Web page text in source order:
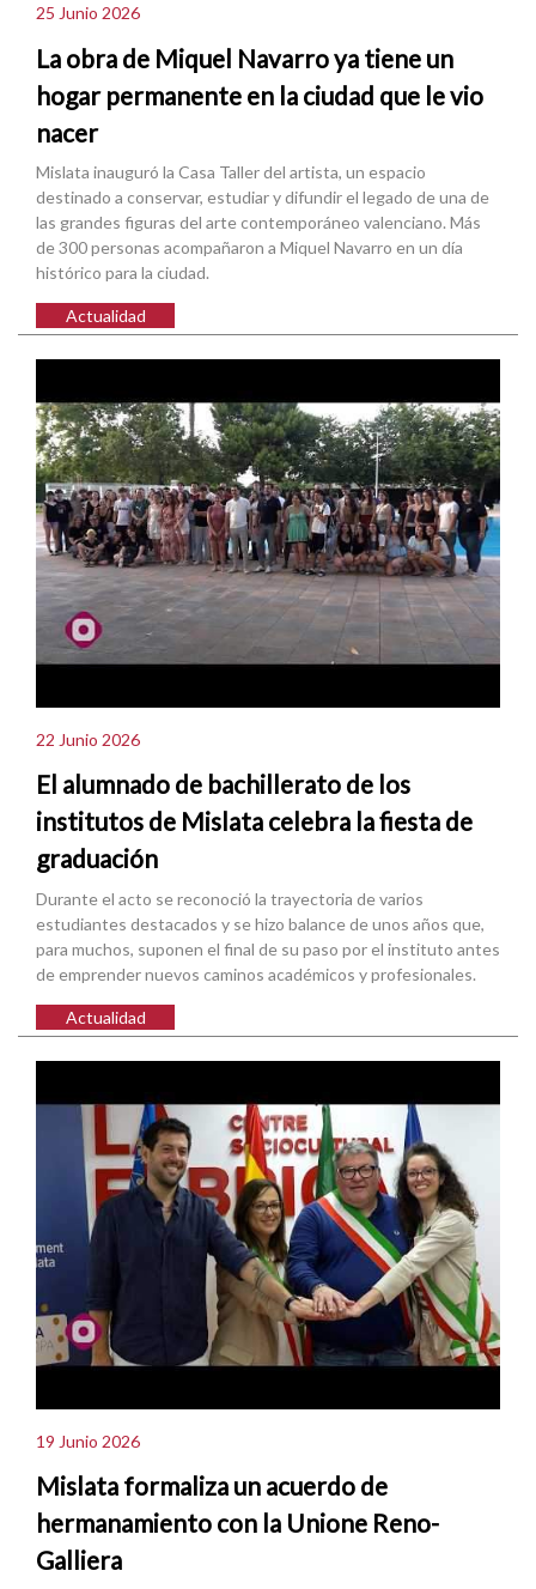
25 Junio 2026
La obra de Miquel Navarro ya tiene un
hogar permanente en la ciudad que le vio
nacer
Mislata inauguró la Casa Taller del artista, un espacio
destinado a conservar, estudiar y difundir el legado de una de
las grandes figuras del arte contemporáneo valenciano. Más
de 300 personas acompañaron a Miquel Navarro en un día
histórico para la ciudad.
Actualidad
22 Junio 2026
El alumnado de bachillerato de los
institutos de Mislata celebra la fiesta de
graduación
Durante el acto se reconoció la trayectoria de varios
estudiantes destacados y se hizo balance de unos años que,
para muchos, suponen el final de su paso por el instituto antes
de emprender nuevos caminos académicos y profesionales.
Actualidad
19 Junio 2026
Mislata formaliza un acuerdo de
hermanamiento con la Unione Reno-
Galliera